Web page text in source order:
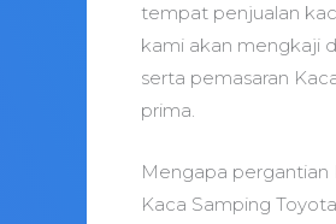
tempat penjualan
kami akan mengkaji
serta pemasaran
prima.
Mengapa pergantian
Kaca Samping